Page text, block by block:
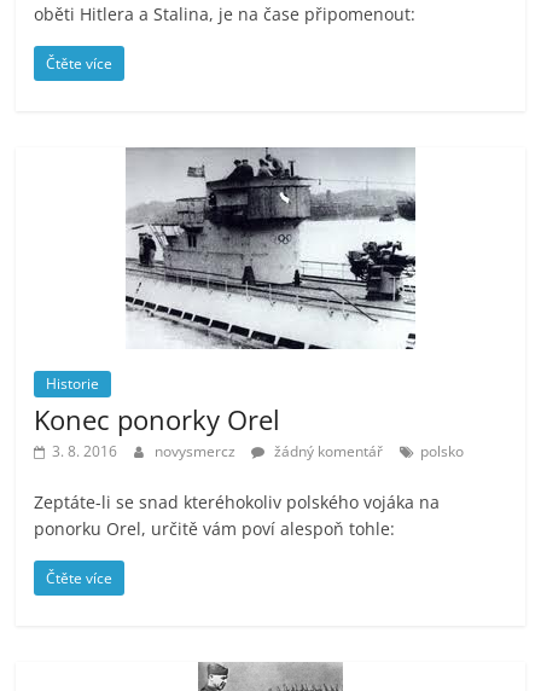
oběti Hitlera a Stalina, je na čase připomenout:
Čtěte více
Historie
Konec ponorky Orel
3. 8. 2016 novysmercz žádný komentář polsko
Zeptáte-li se snad kteréhokoliv polského vojáka na
ponorku Orel, určitě vám poví alespoň tohle:
Čtěte více